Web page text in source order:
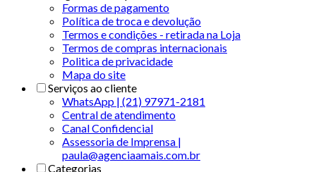
Formas de pagamento
Política de troca e devolução
Termos e condições - retirada na Loja
Termos de compras internacionais
Politica de privacidade
Mapa do site
Serviços ao cliente
WhatsApp | (21) 97971-2181
Central de atendimento
Canal Confidencial
Assessoria de Imprensa |
paula@agenciaamais.com.br
Categorias